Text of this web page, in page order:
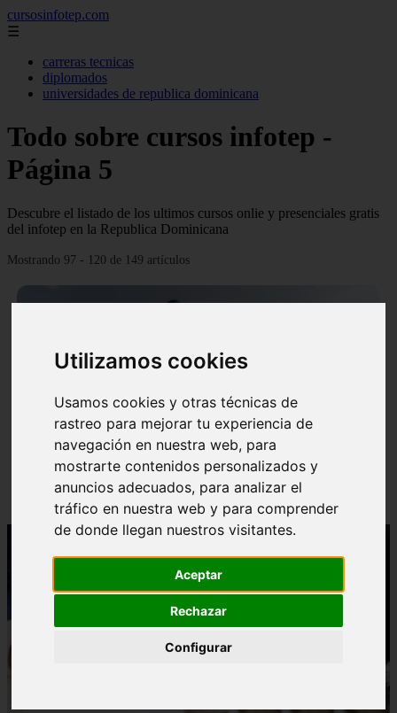
Utilizamos cookies
Usamos cookies y otras técnicas de
rastreo para mejorar tu experiencia de
navegación en nuestra web, para
mostrarte contenidos personalizados y
anuncios adecuados, para analizar el
tráfico en nuestra web y para comprender
de donde llegan nuestros visitantes.
Aceptar
Rechazar
Configurar
cursosinfotep.com
☰
carreras tecnicas
diplomados
universidades de republica dominicana
Todo sobre cursos infotep -
Página 5
Descubre el listado de los ultimos cursos onlie y presenciales gratis
del infotep en la Republica Dominicana
Mostrando 97 - 120 de 149 artículos
Las Mejores Universidades para Estudiar Azafata en
República Dominicana